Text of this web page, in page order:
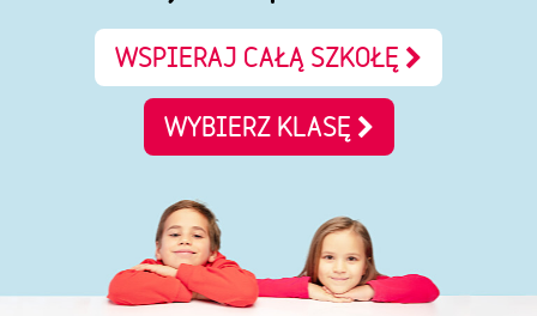
WSPIERAJ CAŁĄ SZKOŁĘ
WYBIERZ KLASĘ